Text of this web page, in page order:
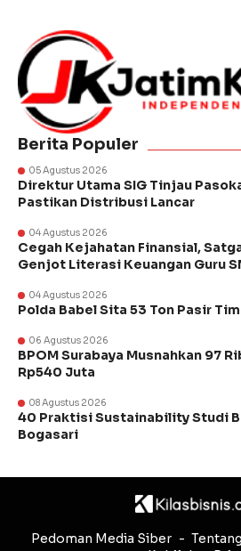
Berita Populer
05 Agustus 2026
Direktur Utama SIG Tinjau
Pastikan Distribusi Lancar
04 Agustus 2026
Cegah Kejahatan Finansial,
Genjot Literasi Keuangan Guru
04 Agustus 2026
Polda Babel Sita 53 Ton Pasir
06 Agustus 2026
BPOM Surabaya Musnahkan 97
Rp540 Juta
08 Agustus 2026
40 Praktisi Sustainability Studi
Bogasari
Pedoman Media Siber